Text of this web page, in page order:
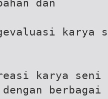
dan
karya seni
berbagai